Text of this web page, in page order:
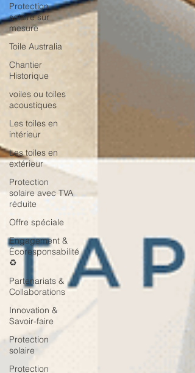
Protection
solaire sur
mesure
Toile Australia
Chantier
Historique
voiles ou toiles
acoustiques
Les toiles en
intérieur
Les toiles en
extérieur
Protection
solaire avec TVA
réduite
Offre spéciale
Engagement &
Écoresponsabilité
♻️
Partenariats &
Collaborations
Innovation &
Savoir-faire
Protection
solaire
Protection